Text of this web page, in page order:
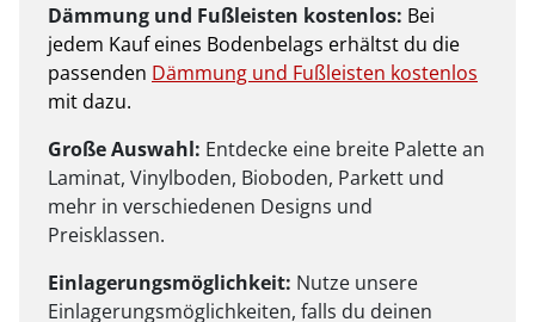
Dämmung und Fußleisten kostenlos: Bei
jedem Kauf eines Bodenbelags erhältst du die
passenden Dämmung und Fußleisten kostenlos
mit dazu.
Große Auswahl: Entdecke eine breite Palette an
Laminat, Vinylboden, Bioboden, Parkett und
mehr in verschiedenen Designs und
Preisklassen.
Einlagerungsmöglichkeit: Nutze unsere
Einlagerungsmöglichkeiten, falls du deinen